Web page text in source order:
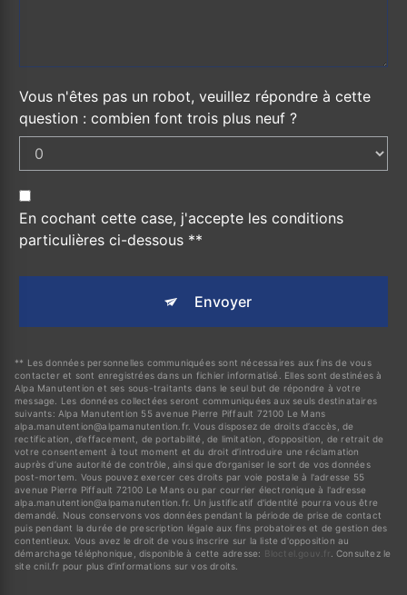
Vous n'êtes pas un robot, veuillez répondre à cette
question : combien font trois plus neuf ?
En cochant cette case, j'accepte les conditions
particulières ci-dessous **
Envoyer
** Les données personnelles communiquées sont nécessaires aux fins de vous
contacter et sont enregistrées dans un fichier informatisé. Elles sont destinées à
Alpa Manutention et ses sous-traitants dans le seul but de répondre à votre
message. Les données collectées seront communiquées aux seuls destinataires
suivants: Alpa Manutention 55 avenue Pierre Piffault 72100 Le Mans
alpa.manutention@alpamanutention.fr. Vous disposez de droits d’accès, de
rectification, d’effacement, de portabilité, de limitation, d’opposition, de retrait de
votre consentement à tout moment et du droit d’introduire une réclamation
auprès d’une autorité de contrôle, ainsi que d’organiser le sort de vos données
post-mortem. Vous pouvez exercer ces droits par voie postale à l'adresse 55
avenue Pierre Piffault 72100 Le Mans ou par courrier électronique à l'adresse
alpa.manutention@alpamanutention.fr. Un justificatif d'identité pourra vous être
demandé. Nous conservons vos données pendant la période de prise de contact
puis pendant la durée de prescription légale aux fins probatoires et de gestion des
contentieux. Vous avez le droit de vous inscrire sur la liste d'opposition au
démarchage téléphonique, disponible à cette adresse: Bloctel.gouv.fr
. Consultez le
site cnil.fr pour plus d’informations sur vos droits.